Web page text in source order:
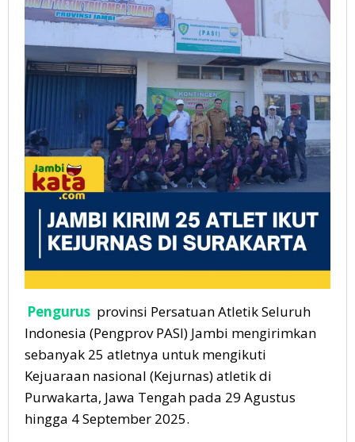
Pengurus provinsi Persatuan Atletik Seluruh
Indonesia (Pengprov PASI) Jambi mengirimkan
sebanyak 25 atletnya untuk mengikuti
Kejuaraan nasional (Kejurnas) atletik di
Purwakarta, Jawa Tengah pada 29 Agustus
hingga 4 September 2025.